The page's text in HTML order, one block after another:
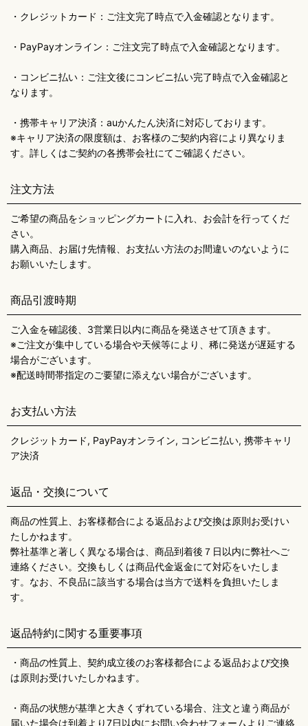
・クレジットカード：ご注文完了時点で入金確認となります。
・PayPayオンライン：ご注文完了時点で入金確認となります。
・コンビニ払い：ご注文後にコンビニ払い完了時点で入金確認と
なります。
・携帯キャリア決済：auかんたん決済に対応しております。
※キャリア決済の限度額は、お客様のご契約内容により異なりま
す。詳しくはご契約の各携帯会社にてご確認ください。
注文方法
ご希望の商品をショッピングカートに入れ、お会計を行ってくだ
さい。
購入商品、お届け先情報、お支払い方法のお間違いのないように
お願いいたします。
商品引渡時期
ご入金を確認後、3営業日以内に商品を発送させて頂きます。
※ご注文が集中している場合や天候等により、稀に発送が遅延する
場合がございます。
※配送時間帯指定のご要望に添えない場合がございます。
お支払い方法
クレジットカード, PayPayオンライン, コンビニ払い, 携帯キャリ
ア決済
返品・交換について
商品の性質上、お客様都合による返品および交換は原則お受けい
たしかねます。
弊社基準と著しく異なる場合は、商品到着後７日以内に弊社へご
連絡ください。交換もしくは商品代金返金にて対応をいたしま
す。なお、不良品に該当する場合は当方で送料を負担いたしま
す。
返品特約に関する重要事項
・商品の性質上、契約成立後のお客様都合による返品および交換
は原則お受けいたしかねます。
・商品の状態が基準と大きくずれている場合、注文と違う商品が
届いた場合は到着より7日以内にお問い合わせフォームよりご連絡